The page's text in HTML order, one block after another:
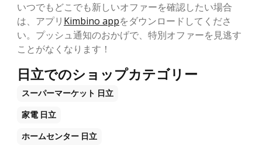
いつでもどこでも新しいオファーを確認したい場合
は、アプリ Kimbino appをダウンロードしてくださ
い。プッシュ通知のおかげで、特別オファーを見逃す
ことがなくなります！
日立でのショップカテゴリー
スーパーマーケット 日立
家電 日立
ホームセンター 日立